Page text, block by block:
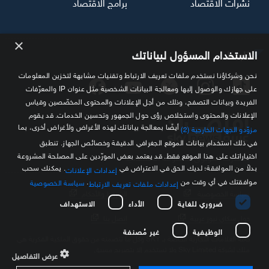
تابعنا
مصدرك الموثوق للمعلومة الاقتصادية
سياسة الخصوصية الشروط والأحكام
كافة العلامات التجارية الخاصة بـ SKY وكل ما تتضمنه من حقوق الملكية الفكرية هي
× الاستخدام المسؤول لبياناتك
نحن وشركاؤنا نستخدم ملفات تعريف الارتباط وتقنيات مشابهة لتخزين المعلومات
على جهازك والوصول إليها ومعالجة البيانات الشخصية مثل عنوان IP والمعرّفات
الفريدة وبيانات التصفح، وذلك من أجل الإعلانات والمحتوى المخصّصين وقياس
الإعلانات والمحتوى واستخلاص رؤى حول الجمهور وتحسين الخدمات. قد يقوم
مزوّدو الجهات الخارجية (2)
أيضًا بمعالجة بياناتك لهذه الأغراض ولأغراض أخرى، بما
في ذلك استخدام بيانات الموقع الجغرافي الدقيقة وخصائص الجهاز. تنطبق
اختياراتك على هذا الموقع فقط. قد يعتمد بعض المورّدين على المصلحة المشروعة
بدلاً من الموافقة؛ لديك الحق في الاعتراض في إعدادات الإعلانات . يمكنك سحب
موافقتك في أي وقت من إعدادات ملفات تعريف الارتباط سياسة الخصوصية
ضروري للغاية
الأداء الاستهداف
الوظيفية غير مُصنفة
عرض التفاصيل